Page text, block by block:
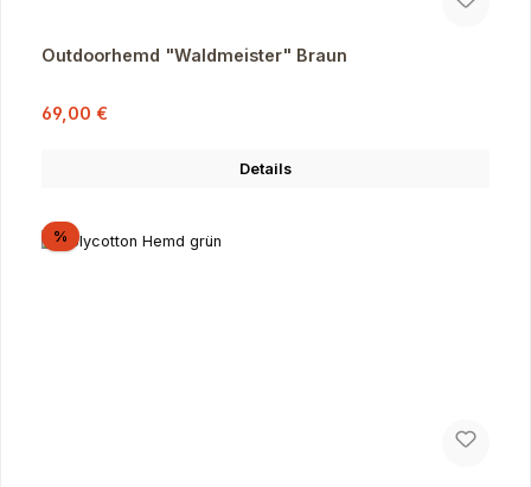
Outdoorhemd "Waldmeister" Braun
Verkaufspreis:
69,00 €
Details
%Rabatt